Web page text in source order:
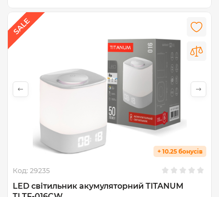
+ 10.25 бонусів
Код: 29235
LED світильник акумуляторний TITANUM